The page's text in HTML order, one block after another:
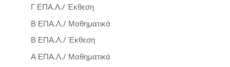
Γ ΕΠΑ.Λ./ Έκθεση
Β ΕΠΑ.Λ./ Μαθηματικά
Β ΕΠΑ.Λ./ Έκθεση
Α ΕΠΑ.Λ./ Μαθηματικά